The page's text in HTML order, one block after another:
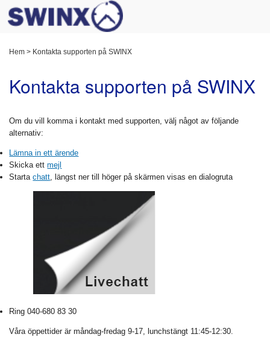
Hem > Kontakta supporten på SWINX
Kontakta supporten på SWINX
Om du vill komma i kontakt med supporten, välj något av följande
alternativ:
Lämna in ett ärende
Skicka ettmejl
Startachatt, längst ner till höger på skärmen visas en dialogruta
Ring 040-680 83 30
Våra öppettider är måndag-fredag 9-17, lunchstängt 11:45-12:30.